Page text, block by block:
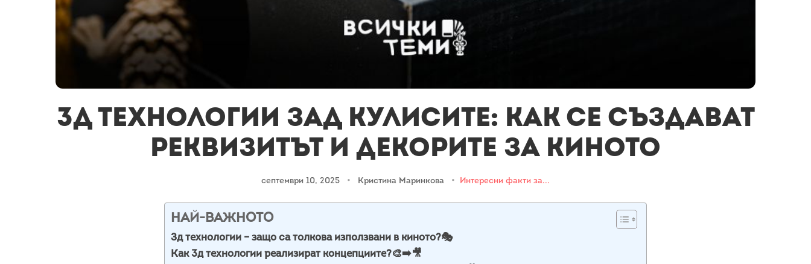
3д технологии зад кулисите: Как се създават
реквизитът и декорите за киното
септември 10, 2025 • Кристина Маринкова • Интересни факти за...
НАЙ-ВАЖНОТО
Зд технологии – защо са толкова използвани в киното?🎭
Как 3д технологии реализират концепциите?🎨➡️🎥